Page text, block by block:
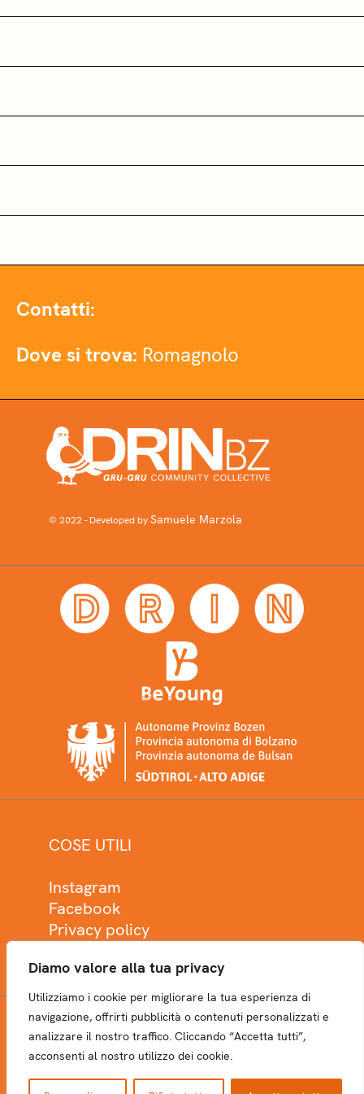
Diamo valore alla tua privacy
Utilizziamo i cookie per migliorare la tua esperienza di
navigazione, offrirti pubblicità o contenuti personalizzati e
analizzare il nostro traffico. Cliccando “Accetta tutti”,
acconsenti al nostro utilizzo dei cookie.
Contatti:
Dove si trova: Romagnolo
© 2022 - Developed bySamuele Marzola
COSE UTILI
Instagram
Facebook
Privacy policy
NEWSLETTER